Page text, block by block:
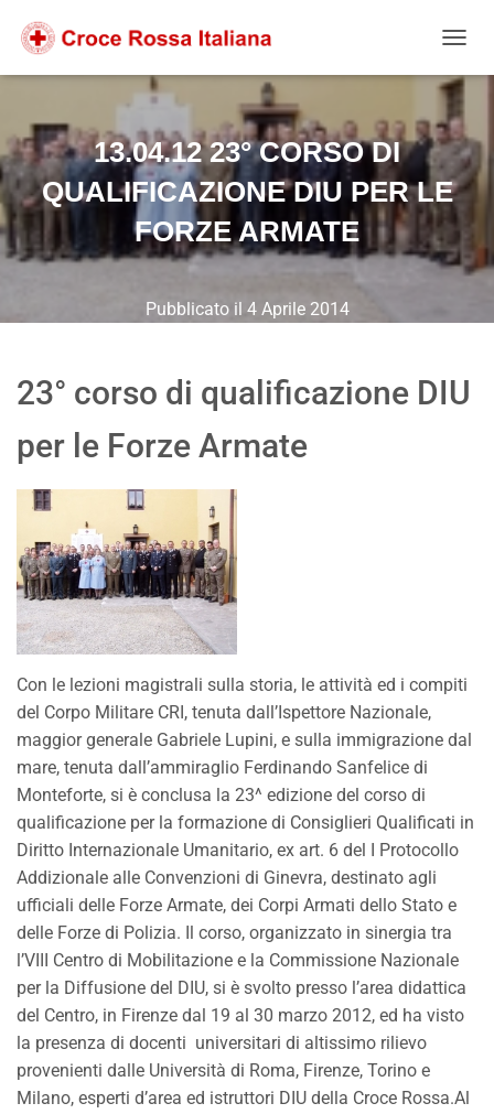
contenuto
alla
navigazione
footer
13.04.12 23° CORSO DI
QUALIFICAZIONE DIU PER LE
FORZE ARMATE
Pubblicato il 4 Aprile 2014
23° corso di qualificazione DIU
per le Forze Armate
Con le lezioni magistrali sulla storia, le attività ed i compiti
del Corpo Militare CRI, tenuta dall’Ispettore Nazionale,
maggior generale Gabriele Lupini, e sulla immigrazione dal
mare, tenuta dall’ammiraglio Ferdinando Sanfelice di
Monteforte, si è conclusa la 23^ edizione del corso di
qualificazione per la formazione di Consiglieri Qualificati in
Diritto Internazionale Umanitario, ex art. 6 del I Protocollo
Addizionale alle Convenzioni di Ginevra, destinato agli
ufficiali delle Forze Armate, dei Corpi Armati dello Stato e
delle Forze di Polizia. Il corso, organizzato in sinergia tra
l’VIII Centro di Mobilitazione e la Commissione Nazionale
per la Diffusione del DIU, si è svolto presso l’area didattica
del Centro, in Firenze dal 19 al 30 marzo 2012, ed ha visto
la presenza di docenti universitari di altissimo rilievo
provenienti dalle Università di Roma, Firenze, Torino e
Milano, esperti d’area ed istruttori DIU della Croce Rossa.Al